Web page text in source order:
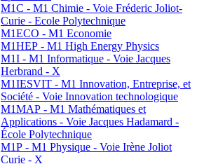
M1C - M1 Chimie - Voie Fréderic Joliot-
Curie - Ecole Polytechnique
M1ECO - M1 Economie
M1HEP - M1 High Energy Physics
M1I - M1 Informatique - Voie Jacques
Herbrand - X
M1IESVIT - M1 Innovation, Entreprise, et
Société - Voie Innovation technologique
M1MAP - M1 Mathématiques et
Applications - Voie Jacques Hadamard -
École Polytechnique
M1P - M1 Physique - Voie Irène Joliot
Curie - X